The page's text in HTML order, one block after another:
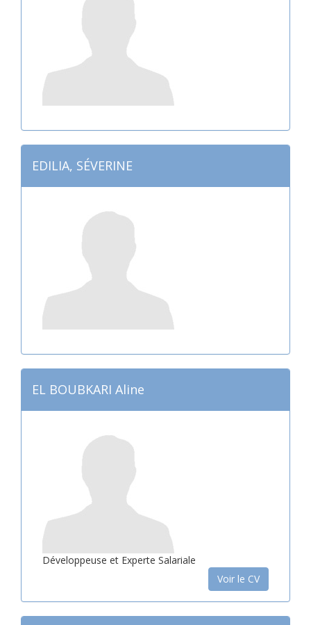
EDILIA, SÉVERINE
EL BOUBKARI Aline
Développeuse et Experte Salariale
Voir le CV